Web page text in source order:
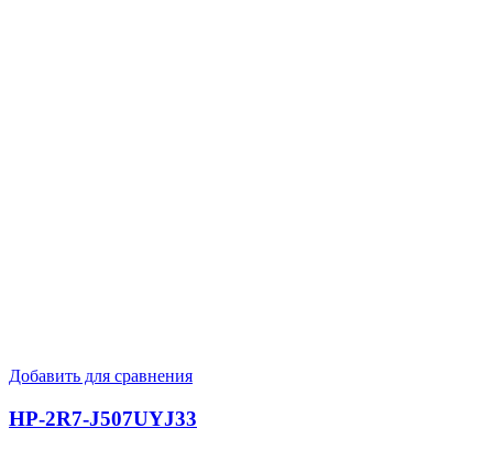
Добавить для сравнения
HP-2R7-J507UYJ33